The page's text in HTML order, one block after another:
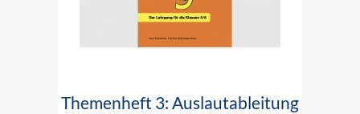
Themenheft 3: Auslautableitung